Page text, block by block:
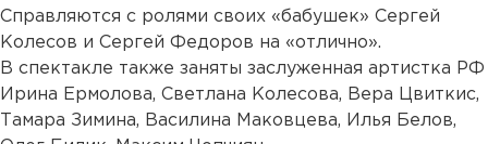
Справляются с ролями своих «бабушек» Сергей
Колесов и Сергей Федоров на «отлично».
В спектакле также заняты заслуженная артистка РФ
Ирина Ермолова, Светлана Колесова, Вера Цвиткис,
Тамара Зимина, Василина Маковцева, Илья Белов,